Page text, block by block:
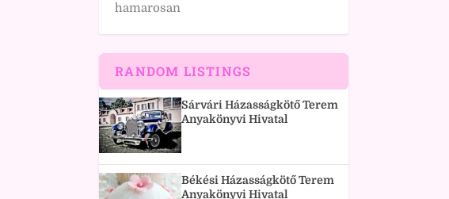
hamarosan
RANDOM LISTINGS
Sárvári Házasságkötő Terem
Anyakönyvi Hivatal
Békési Házasságkötő Terem
Anyakönyvi Hivatal